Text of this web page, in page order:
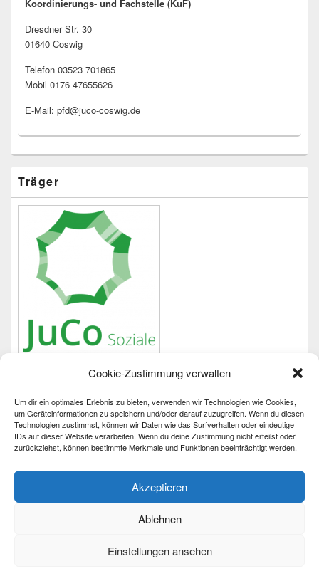
Cookie-Zustimmung verwalten
Um dir ein optimales Erlebnis zu bieten, verwenden wir Technologien wie Cookies,
um Geräteinformationen zu speichern und/oder darauf zuzugreifen. Wenn du diesen
Technologien zustimmst, können wir Daten wie das Surfverhalten oder eindeutige
IDs auf dieser Website verarbeiten. Wenn du deine Zustimmung nicht erteilst oder
zurückziehst, können bestimmte Merkmale und Funktionen beeinträchtigt werden.
Akzeptieren
Ablehnen
Einstellungen ansehen
Koordinierungs- und Fachstelle (KuF)
Dresdner Str. 30
01640 Coswig
Telefon 03523 701865
Mobil 0176 47655626
E-Mail: pfd@juco-coswig.de
Träger
Wichtiges
Impressum
Barrierefreiheit
Partnerschaft für Demokratie. Alle Rechte vorbehalten.